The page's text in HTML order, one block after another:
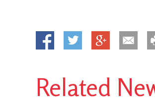
Related